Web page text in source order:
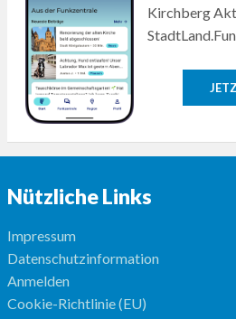
Kirchberg
Nützliche Links
Impressum
Datenschutzinformation
Anmelden
Cookie-Richtlinie (EU)